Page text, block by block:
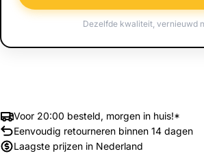
Dezelfde kwaliteit, vernieuwd
Voor 20:00 besteld, morgen in huis!*
Eenvoudig retourneren binnen 14 dagen
Laagste prijzen in Nederland